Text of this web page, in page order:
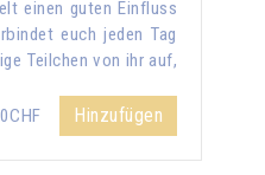
einen guten Einfluss
euch jeden Tag
Teilchen von ihr auf,
Hinzufügen